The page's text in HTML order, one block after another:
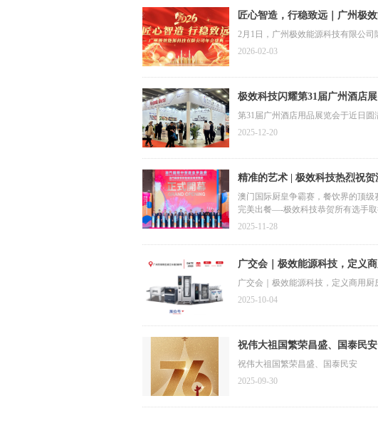
匠心智造，行稳致远｜广州极
2月1日，广州极效能源科技有限公
2026-02-03
极效科技闪耀第31届广州酒店
第31届广州酒店用品展览会于近日
2025-12-20
精准的艺术 | 极效科技热烈祝
澳门国际厨皇争霸赛，餐饮界的顶
完美出餐—-极效科技恭贺所有选手
2025-11-28
广交会｜极效能源科技，定义
广交会｜极效能源科技，定义商用厨
2025-10-04
祝伟大祖国繁荣昌盛、国泰民安
祝伟大祖国繁荣昌盛、国泰民安
2025-09-30